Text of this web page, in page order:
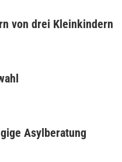
von drei Kleinkindern
Asylberatung